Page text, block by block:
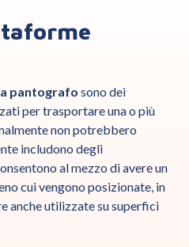
pantografo sono dei
per trasportare una o più
non potrebbero
includono degli
al mezzo di avere un
cui vengono posizionate, in
anche utilizzate su superfici